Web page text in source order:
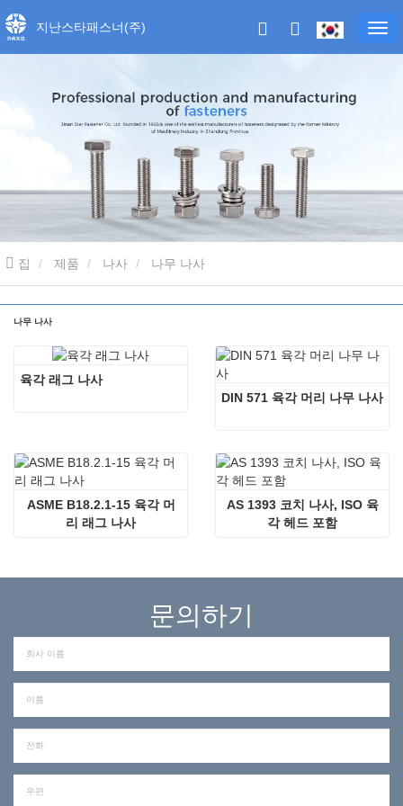
지난스타패스너(주)
집 제품 나사 나무 나사
나무 나사
육각 래그 나사
DIN 571 육각 머리 나무 나사
ASME B18.2.1-15 육각 머
리 래그 나사
AS 1393 코치 나사, ISO 육
각 헤드 포함
문의하기